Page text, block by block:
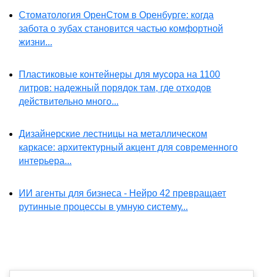
Стоматология ОренСтом в Оренбурге: когда
забота о зубах становится частью комфортной
жизни...
Пластиковые контейнеры для мусора на 1100
литров: надежный порядок там, где отходов
действительно много...
Дизайнерские лестницы на металлическом
каркасе: архитектурный акцент для современного
интерьера...
ИИ агенты для бизнеса - Нейро 42 превращает
рутинные процессы в умную систему...